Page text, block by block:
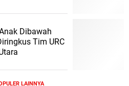
Dibawah
Tim URC
LAINNYA